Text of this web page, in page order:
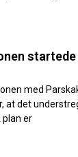
startede
med
at det
er